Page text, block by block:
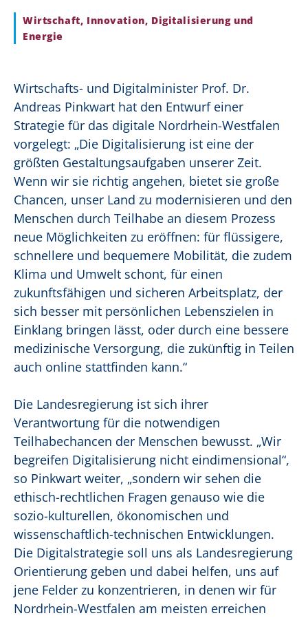
Wirtschaft, Innovation, Digitalisierung und
Energie
Wirtschafts- und Digitalminister Prof. Dr.
Andreas Pinkwart hat den Entwurf einer
Strategie für das digitale Nordrhein-Westfalen
vorgelegt: „Die Digitalisierung ist eine der
größten Gestaltungsaufgaben unserer Zeit.
Wenn wir sie richtig angehen, bietet sie große
Chancen, unser Land zu modernisieren und den
Menschen durch Teilhabe an diesem Prozess
neue Möglichkeiten zu eröffnen: für flüssigere,
schnellere und bequemere Mobilität, die zudem
Klima und Umwelt schont, für einen
zukunftsfähigen und sicheren Arbeitsplatz, der
sich besser mit persönlichen Lebenszielen in
Einklang bringen lässt, oder durch eine bessere
medizinische Versorgung, die zukünftig in Teilen
auch online stattfinden kann.“
Die Landesregierung ist sich ihrer
Verantwortung für die notwendigen
Teilhabechancen der Menschen bewusst. „Wir
begreifen Digitalisierung nicht eindimensional“,
so Pinkwart weiter, „sondern wir sehen die
ethisch-rechtlichen Fragen genauso wie die
sozio-kulturellen, ökonomischen und
wissenschaftlich-technischen Entwicklungen.
Die Digitalstrategie soll uns als Landesregierung
Orientierung geben und dabei helfen, uns auf
jene Felder zu konzentrieren, in denen wir für
Nordrhein-Westfalen am meisten erreichen